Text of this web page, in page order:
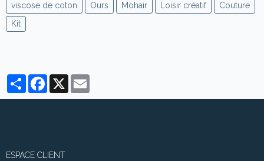
viscose de coton Ours Mohair Loisir créatif
Couture
Kit
PartagerFacebook
X
ESPACE CLIENT